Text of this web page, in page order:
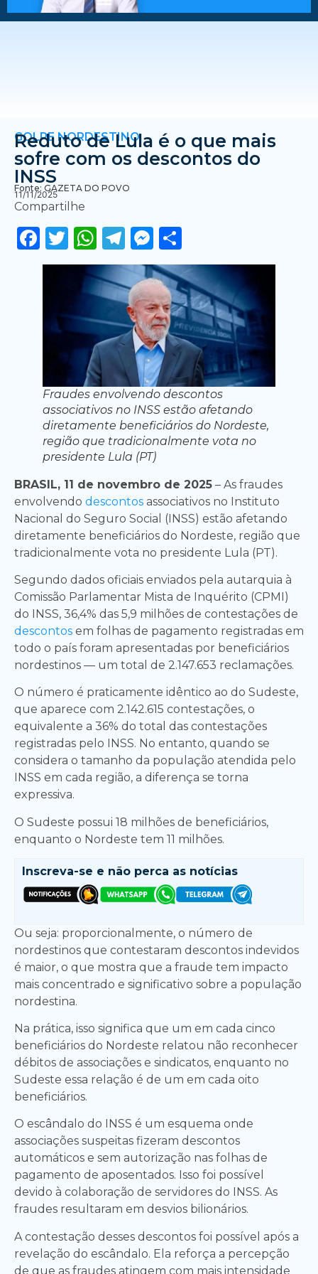
GOLPE NORDESTINO
Reduto de Lula é o que mais
sofre com os descontos do
INSS
Fonte: GAZETA DO POVO
11/11/2025
Compartilhe
Facebook
Twitter
WhatsApp
Telegram
Messenger
Fraudes envolvendo descontos
associativos no INSS estão afetando
diretamente beneficiários do Nordeste,
região que tradicionalmente vota no
presidente Lula (PT)
BRASIL, 11 de novembro de 2025 – As fraudes
envolvendo descontos associativos no Instituto
Nacional do Seguro Social (INSS) estão afetando
diretamente beneficiários do Nordeste, região que
tradicionalmente vota no presidente Lula (PT).
Segundo dados oficiais enviados pela autarquia à
Comissão Parlamentar Mista de Inquérito (CPMI)
do INSS, 36,4% das 5,9 milhões de contestações de
descontos em folhas de pagamento registradas em
todo o país foram apresentadas por beneficiários
nordestinos — um total de 2.147.653 reclamações.
O número é praticamente idêntico ao do Sudeste,
que aparece com 2.142.615 contestações, o
equivalente a 36% do total das contestações
registradas pelo INSS. No entanto, quando se
considera o tamanho da população atendida pelo
INSS em cada região, a diferença se torna
expressiva.
O Sudeste possui 18 milhões de beneficiários,
enquanto o Nordeste tem 11 milhões.
Inscreva-se e não perca as notícias
Ou seja: proporcionalmente, o número de
nordestinos que contestaram descontos indevidos
é maior, o que mostra que a fraude tem impacto
mais concentrado e significativo sobre a população
nordestina.
Na prática, isso significa que um em cada cinco
beneficiários do Nordeste relatou não reconhecer
débitos de associações e sindicatos, enquanto no
Sudeste essa relação é de um em cada oito
beneficiários.
O escândalo do INSS é um esquema onde
associações suspeitas fizeram descontos
automáticos e sem autorização nas folhas de
pagamento de aposentados. Isso foi possível
devido à colaboração de servidores do INSS. As
fraudes resultaram em desvios bilionários.
A contestação desses descontos foi possível após a
revelação do escândalo. Ela reforça a percepção
de que as fraudes atingem com mais intensidade